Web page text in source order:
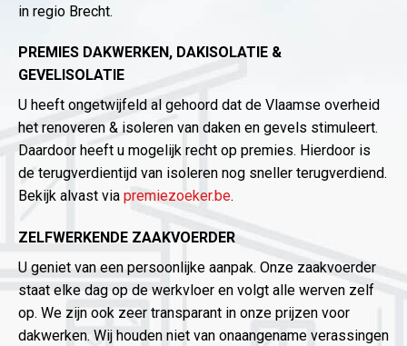
in regio Brecht.
PREMIES DAKWERKEN, DAKISOLATIE &
GEVELISOLATIE
U heeft ongetwijfeld al gehoord dat de Vlaamse overheid
het renoveren & isoleren van daken en gevels stimuleert.
Daardoor heeft u mogelijk recht op premies. Hierdoor is
de terugverdientijd van isoleren nog sneller terugverdiend.
Bekijk alvast via premiezoeker.be.
ZELFWERKENDE ZAAKVOERDER
U geniet van een persoonlijke aanpak. Onze zaakvoerder
staat elke dag op de werkvloer en volgt alle werven zelf
op. We zijn ook zeer transparant in onze prijzen voor
dakwerken. Wij houden niet van onaangename verassingen